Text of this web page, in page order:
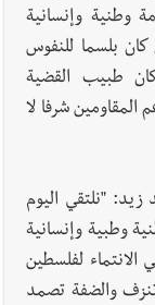
وطنية وإنسانية
بلسما للنفوس
طبيب القضية
المقاومين شرفا لا
"نلتقي اليوم
وطبية وإنسانية
لفلسطين
تنزف والضفة تصمد